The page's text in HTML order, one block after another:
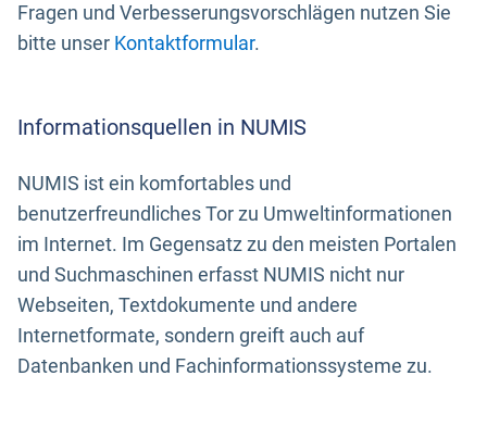
Fragen und Verbesserungsvorschlägen nutzen Sie
bitte unser Kontaktformular.
Informationsquellen in NUMIS
NUMIS ist ein komfortables und
benutzerfreundliches Tor zu Umweltinformationen
im Internet. Im Gegensatz zu den meisten Portalen
und Suchmaschinen erfasst NUMIS nicht nur
Webseiten, Textdokumente und andere
Internetformate, sondern greift auch auf
Datenbanken und Fachinformationssysteme zu.